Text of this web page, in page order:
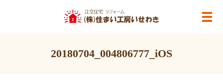
メ
20180704_004806777_iOS